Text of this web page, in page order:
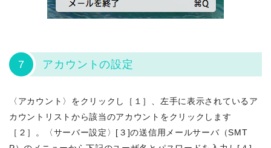
7 アカウントの設定
〈アカウント〉をクリックし［１］、左手に表示されているア
カウントリストから該当のアカウントをクリックします
［２］。〈サーバー設定〉[３]の送信用メールサーバ（SMT